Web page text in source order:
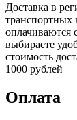
Доставка в
транспортных
оплачиваются
выбираете
стоимость
1000 рублей
Оплата